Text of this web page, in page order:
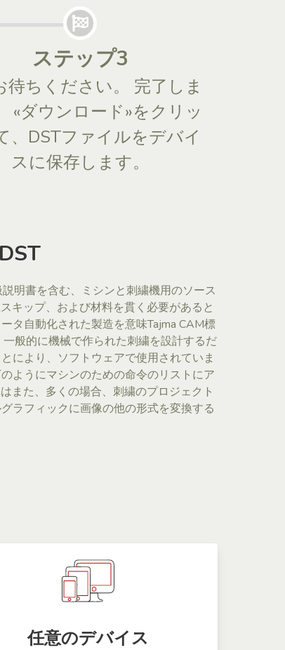
ステップ3
待ちください。 完了しま
«ダウンロード»をクリッ
、DSTファイルをデバイ
スに保存します。
DST
明書を含む、ミシンと刺繍機用のソース
キップ、および材料を貫く必要があると
タ自動化された製造を意味Tajma CAM標
般的に機械で作られた刺繍を設計するだ
により、ソフトウェアで使用されていま
ようにマシンのための命令のリストにア
また、多くの場合、刺繍のプロジェクト
ラフィックに画像の他の形式を変換する
任意のデバイス